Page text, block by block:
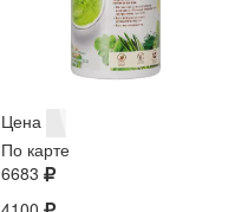
Цена
По карте
6683